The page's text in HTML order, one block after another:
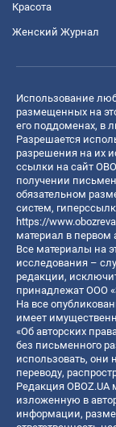
Красота
Женский Журнал
Использование
размещенных на
его поддоменах, в
Разрешается
разрешения на их
ссылки на сайт
получении
обязательном
систем,
https://
материал в первом
Все материалы на
исследования –
редакции,
принадлежат ООО
На все
имеет
«Об авторских
без письменного
использовать, они
переводу,
Редакция OBOZ.UA
изложенную в
информации,